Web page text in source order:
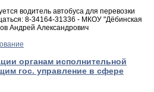
водитель автобуса для перевозки
8-34164-31336 - МКОУ "Дёбинская
Андрей Александрович
органам исполнительной
гос. управление в сфере